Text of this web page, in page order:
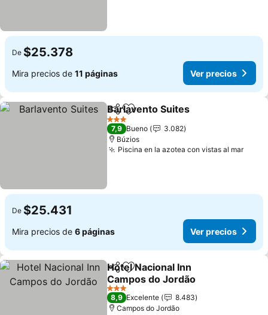
De $25.378
Mira precios de 11 páginas Ver precios
CompartirAgregar a favoritos
Barlavento Suites
3 Estrellas
7,9 Bueno
3.082
Búzios
Piscina en la azotea con vistas al marVer
De $25.431
Mira precios de 6 páginas Ver precios
CompartirAgregar a favoritos
Hotel Nacional Inn
Campos do Jordão
Ver precios
3 Estrellas
8,9 Excelente
8.483
Campos do Jordão